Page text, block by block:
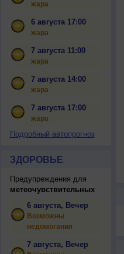
жара
6 августа 17:00
жара
7 августа 11:00
жара
7 августа 14:00
жара
7 августа 17:00
жара
Подробный автопрогноз
ЗДОРОВЬЕ
Предупреждения для
метеочувствительных
6 августа, Вечер
Возможны
недомогания
7 августа, Вечер